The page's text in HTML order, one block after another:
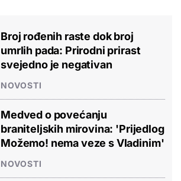
Broj rođenih raste dok broj
umrlih pada: Prirodni prirast
svejedno je negativan
NOVOSTI
Medved o povećanju
braniteljskih mirovina: 'Prijedlog
Možemo! nema veze s Vladinim'
NOVOSTI